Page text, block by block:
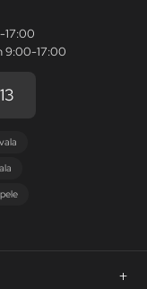
17:00
9:00-17:00